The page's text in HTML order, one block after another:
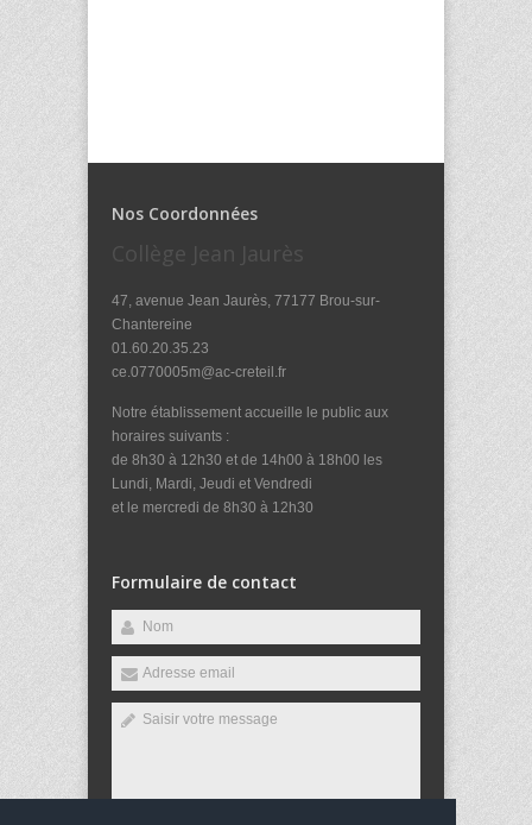
Nos Coordonnées
Collège Jean Jaurès
47, avenue Jean Jaurès, 77177 Brou-sur-
Chantereine
01.60.20.35.23
ce.0770005m@ac-creteil.fr
Notre établissement accueille le public aux
horaires suivants :
de 8h30 à 12h30 et de 14h00 à 18h00 les
Lundi, Mardi, Jeudi et Vendredi
et le mercredi de 8h30 à 12h30
Formulaire de contact